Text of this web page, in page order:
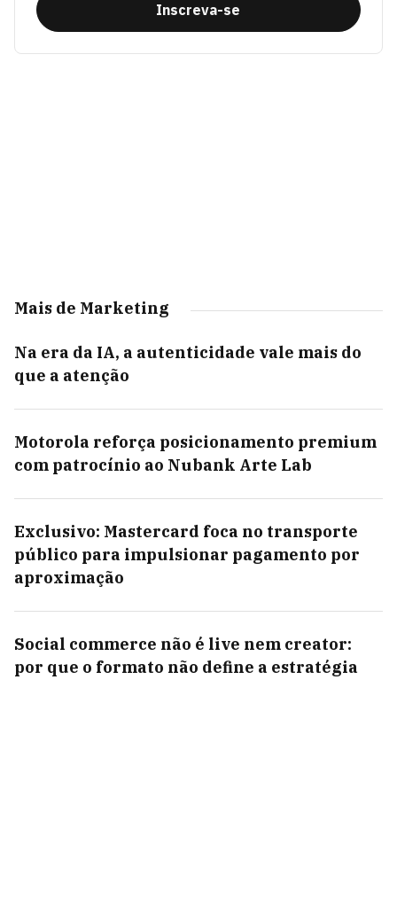
Inscreva-se
Mais de Marketing
Na era da IA, a autenticidade vale mais do
que a atenção
Motorola reforça posicionamento premium
com patrocínio ao Nubank Arte Lab
Exclusivo: Mastercard foca no transporte
público para impulsionar pagamento por
aproximação
Social commerce não é live nem creator:
por que o formato não define a estratégia